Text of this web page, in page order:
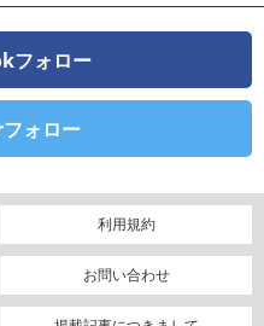
フォロー
ォロー
利用規約
お問い合わせ